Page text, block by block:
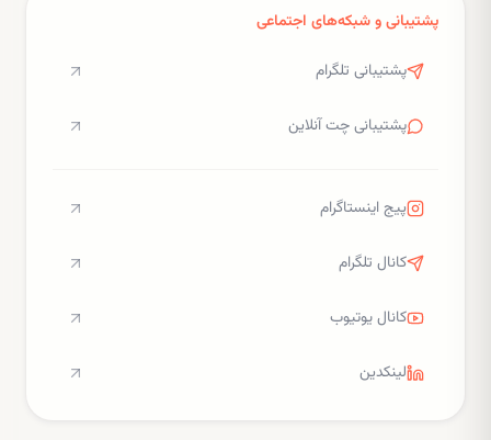
پشتیبانی و شبکه‌های اجتماعی
پشتیبانی تلگرام
پشتیبانی چت آنلاین
پیج اینستاگرام
کانال تلگرام
کانال یوتیوب
لینکدین